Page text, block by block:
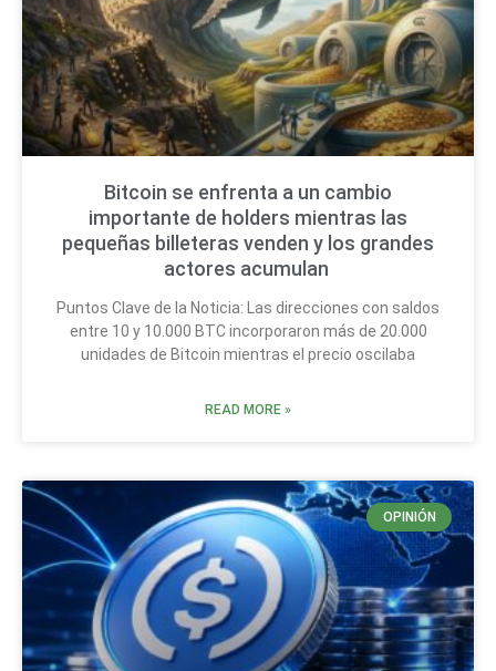
Bitcoin se enfrenta a un cambio
importante de holders mientras las
pequeñas billeteras venden y los grandes
actores acumulan
Puntos Clave de la Noticia: Las direcciones con saldos
entre 10 y 10.000 BTC incorporaron más de 20.000
unidades de Bitcoin mientras el precio oscilaba
READ MORE »
OPINIÓN